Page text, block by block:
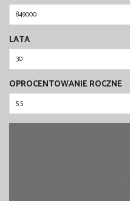
LATA
OPROCENTOWANIE ROCZNE